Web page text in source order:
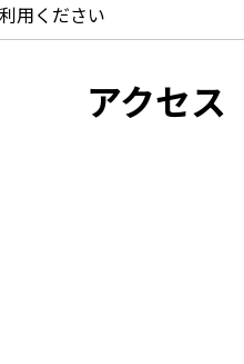
用ください
アクセス